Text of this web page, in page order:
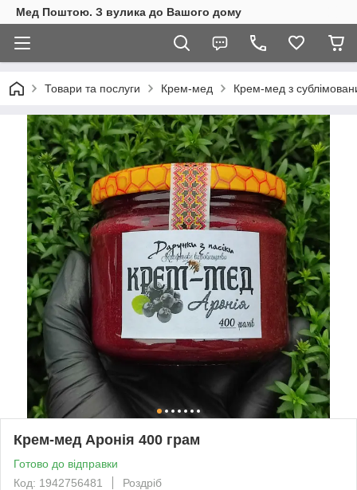
Мед Поштою. З вулика до Вашого дому
Товари та послуги Крем-мед Крем-мед з
Крем-мед Аронія 400 грам
Готово до відправки
Код: 1942756481
Роздріб